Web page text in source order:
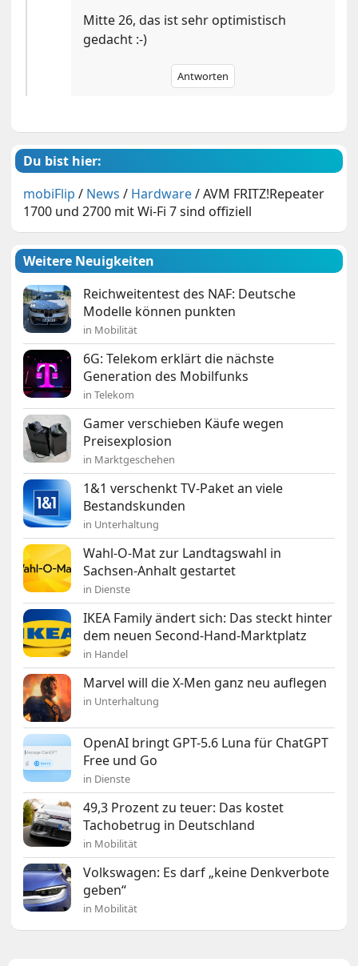
Mitte 26, das ist sehr optimistisch
gedacht :-)
Antworten
Du bist hier:
mobiFlip / News / Hardware/AVM FRITZ!Repeater
1700 und 2700 mit Wi-Fi 7 sind offiziell
Weitere Neuigkeiten
Reichweitentest des NAF: Deutsche
Modelle können punkten
in Mobilität
6G: Telekom erklärt die nächste
Generation des Mobilfunks
in Telekom
Gamer verschieben Käufe wegen
Preisexplosion
in Marktgeschehen
1&1 verschenkt TV-Paket an viele
Bestandskunden
in Unterhaltung
Wahl-O-Mat zur Landtagswahl in
Sachsen-Anhalt gestartet
in Dienste
IKEA Family ändert sich: Das steckt hinter
dem neuen Second-Hand-Marktplatz
in Handel
Marvel will die X-Men ganz neu auflegen
in Unterhaltung
OpenAI bringt GPT-5.6 Luna für ChatGPT
Free und Go
in Dienste
49,3 Prozent zu teuer: Das kostet
Tachobetrug in Deutschland
in Mobilität
Volkswagen: Es darf „keine Denkverbote
geben“
in Mobilität